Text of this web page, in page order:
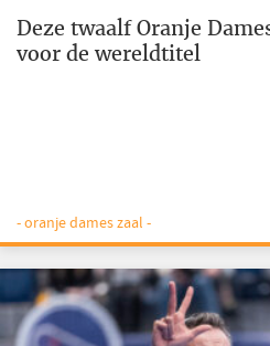
Deze twaalf Oranje
voor de wereldtitel
- oranje dames zaal -